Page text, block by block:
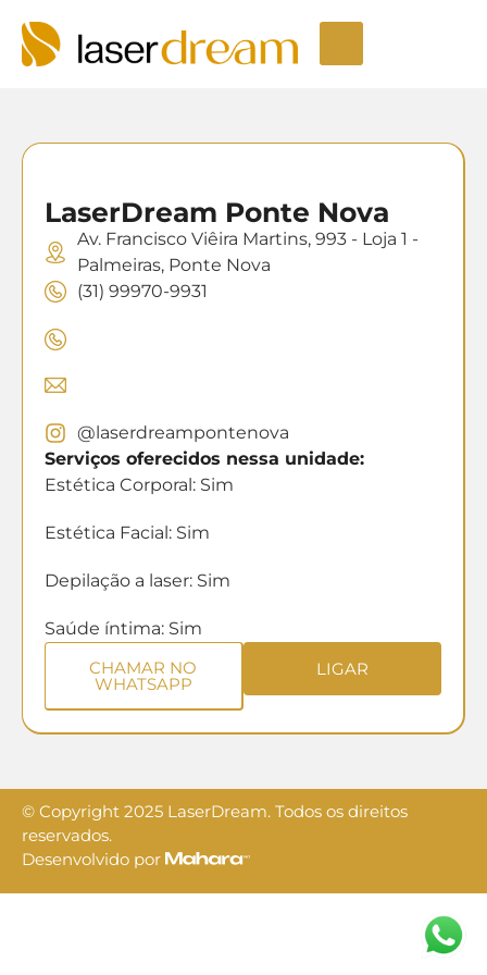
LaserDream Ponte Nova
Av. Francisco Viêira Martins, 993 - Loja 1 -
Palmeiras, Ponte Nova
(31) 99970-9931
@laserdreampontenova
Serviços oferecidos nessa unidade:
Estética Corporal: Sim
Estética Facial: Sim
Depilação a laser: Sim
Saúde íntima: Sim
CHAMAR NO
WHATSAPP
LIGAR
© Copyright 2025 LaserDream. Todos os direitos
reservados.
Desenvolvido por